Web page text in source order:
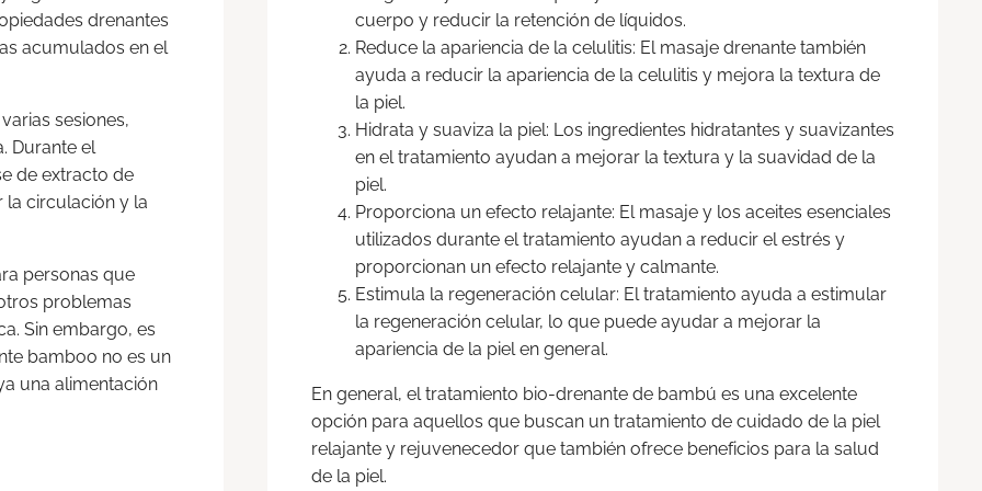
drenantes
acumulados en el
sesiones,
Durante el
de extracto de
la circulación y la
personas que
problemas
Sin embargo, es
bamboo no es un
una alimentación
cuerpo y reducir la retención de líquidos.
Reduce la apariencia de la celulitis: El masaje drenante también
ayuda a reducir la apariencia de la celulitis y mejora la textura de
la piel.
Hidrata y suaviza la piel: Los ingredientes hidratantes y suavizantes
en el tratamiento ayudan a mejorar la textura y la suavidad de la
piel.
Proporciona un efecto relajante: El masaje y los aceites esenciales
utilizados durante el tratamiento ayudan a reducir el estrés y
proporcionan un efecto relajante y calmante.
Estimula la regeneración celular: El tratamiento ayuda a estimular
la regeneración celular, lo que puede ayudar a mejorar la
apariencia de la piel en general.
En general, el tratamiento bio-drenante de bambú es una excelente
opción para aquellos que buscan un tratamiento de cuidado de la piel
relajante y rejuvenecedor que también ofrece beneficios para la salud
de la piel.